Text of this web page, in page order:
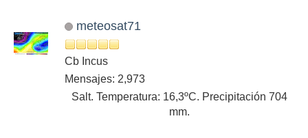
meteosat71
Cb Incus
Mensajes: 2,973
Salt. Temperatura: 16,3ºC. Precipitación 704
mm.